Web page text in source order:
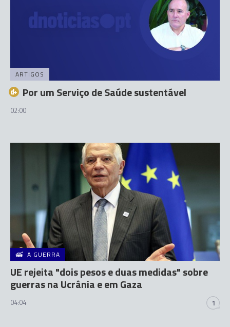
ARTIGOS
Por um Serviço de Saúde sustentável
02:00
A GUERRA
UE rejeita "dois pesos e duas medidas" sobre
guerras na Ucrânia e em Gaza
04:04 1